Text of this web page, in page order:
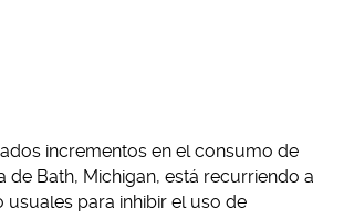
incrementos en el consumo de
de Bath, Michigan, está recurriendo a
usuales para inhibir el uso de